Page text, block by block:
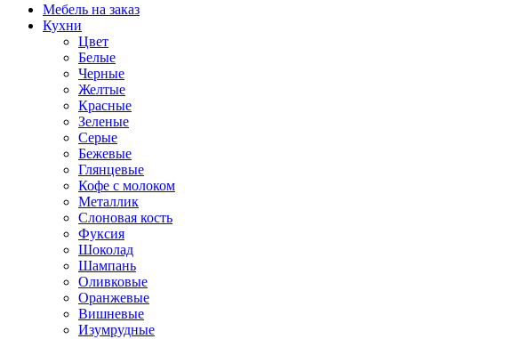
Мебель на заказ
Кухни
Цвет
Белые
Черные
Желтые
Красные
Зеленые
Серые
Бежевые
Глянцевые
Кофе с молоком
Металлик
Слоновая кость
Фуксия
Шоколад
Шампань
Оливковые
Оранжевые
Вишневые
Изумрудные